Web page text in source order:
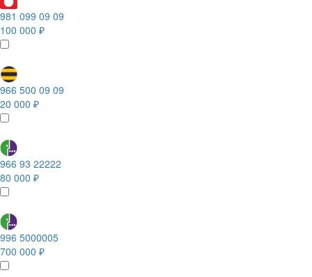
981 099 09 09
100 000 ₽
966 500 09 09
20 000 ₽
966 93 22222
80 000 ₽
996 5000005
700 000 ₽